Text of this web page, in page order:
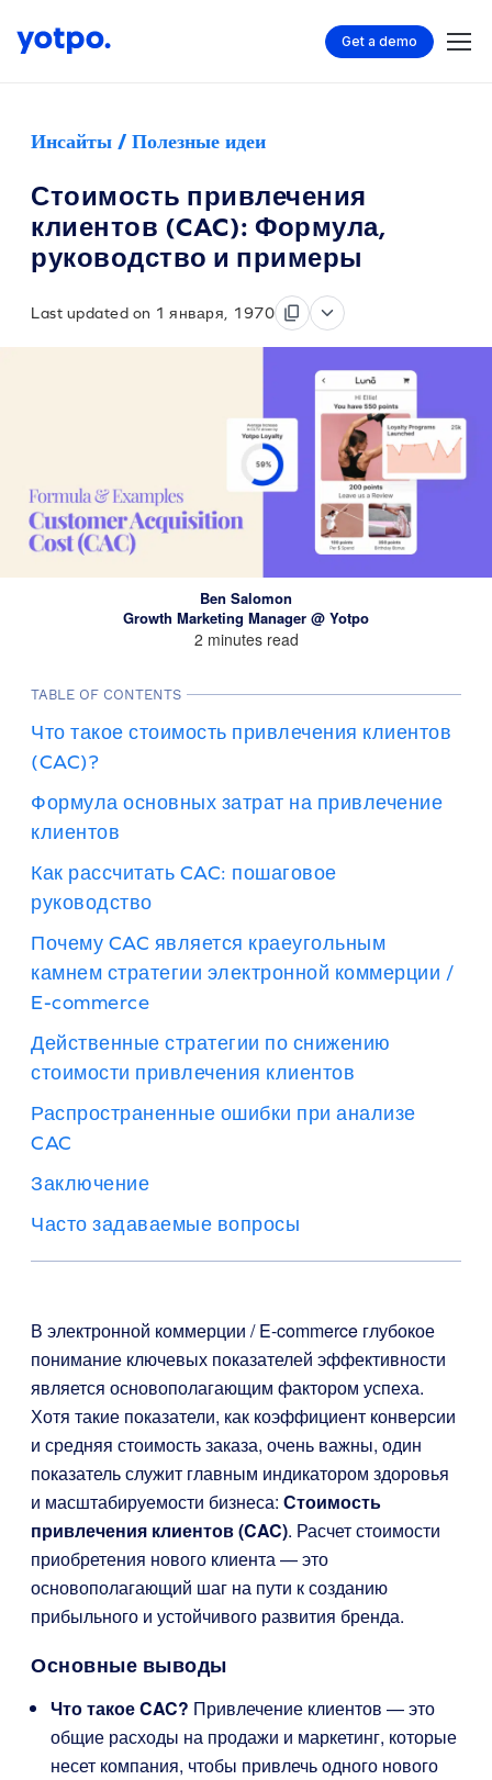
Get a demo
Инсайты / Полезные идеи
Стоимость привлечения
клиентов (CAC): Формула,
руководство и примеры
Last updated on 1 января, 1970
Ben Salomon
Growth Marketing Manager @ Yotpo
2 minutes read
TABLE OF CONTENTS
Что такое стоимость привлечения клиентов
(CAC)?
Формула основных затрат на привлечение
клиентов
Как рассчитать CAC: пошаговое
руководство
Почему CAC является краеугольным
камнем стратегии электронной коммерции /
E-commerce
Действенные стратегии по снижению
стоимости привлечения клиентов
Распространенные ошибки при анализе
CAC
Заключение
Часто задаваемые вопросы
В электронной коммерции / E-commerce глубокое
понимание ключевых показателей эффективности
является основополагающим фактором успеха.
Хотя такие показатели, как коэффициент конверсии
и средняя стоимость заказа, очень важны, один
показатель служит главным индикатором здоровья
и масштабируемости бизнеса: Стоимость
привлечения клиентов (CAC). Расчет стоимости
приобретения нового клиента — это
основополагающий шаг на пути к созданию
прибыльного и устойчивого развития бренда.
Основные выводы
Что такое CAC? Привлечение клиентов — это
общие расходы на продажи и маркетинг, которые
несет компания, чтобы привлечь одного нового